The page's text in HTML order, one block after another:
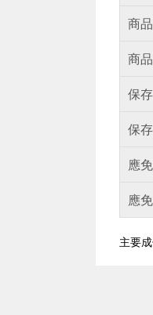
商
商
保
保
應
應
主要